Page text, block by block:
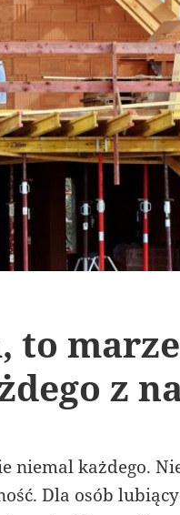
to
z
niemal każdego.
Dla osób